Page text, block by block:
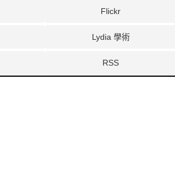
Flickr
Lydia 學術
RSS